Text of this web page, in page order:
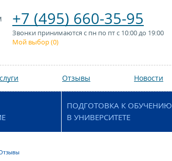
+7 (495) 660-35-95
Звонки принимаются с пн по пт с 10:00 до 19:00
Мой выбор (0)
Отзывы Новости
ПОДГОТОВКА К ОБУЧЕНИЮ
В УНИВЕРСИТЕТЕ